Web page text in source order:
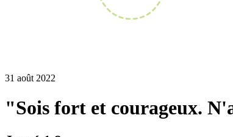
31 août 2022
"Sois fort et courageux.